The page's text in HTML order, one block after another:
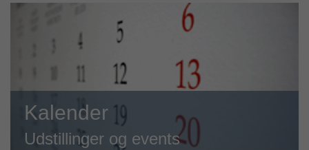
Kalender
Udstillinger og events